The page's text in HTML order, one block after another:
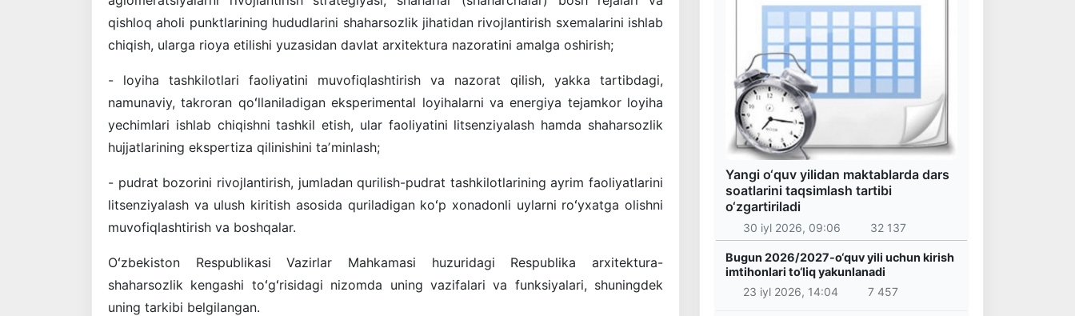
qishloq aholi punktlarining hududlarini shaharsozlik jihatidan rivojlantirish sxemalarini ishlab
chiqish, ularga rioya etilishi yuzasidan davlat arxitektura nazoratini amalga oshirish;
- loyiha tashkilotlari faoliyatini muvofiqlashtirish va nazorat qilish, yakka tartibdagi,
namunaviy, takroran qoʻllaniladigan eksperimental loyihalarni va energiya tejamkor loyiha
yechimlari ishlab chiqishni tashkil etish, ular faoliyatini litsenziyalash hamda shaharsozlik
hujjatlarining ekspertiza qilinishini taʼminlash;
- pudrat bozorini rivojlantirish, jumladan qurilish-pudrat tashkilotlarining ayrim faoliyatlarini
litsenziyalash va ulush kiritish asosida quriladigan koʻp xonadonli uylarni roʻyxatga olishni
muvofiqlashtirish va boshqalar.
Oʻzbekiston Respublikasi Vazirlar Mahkamasi huzuridagi Respublika arxitektura-
shaharsozlik kengashi toʻgʻrisidagi nizomda uning vazifalari va funksiyalari, shuningdek
uning tarkibi belgilangan.
Yangi o‘quv yilidan maktablarda dars
soatlarini taqsimlash tartibi
o‘zgartiriladi
30 iyl 2026, 09:06 32 137
Bugun 2026/2027-o‘quv yili uchun kirish
imtihonlari to‘liq yakunlanadi
23 iyl 2026, 14:04
7 457